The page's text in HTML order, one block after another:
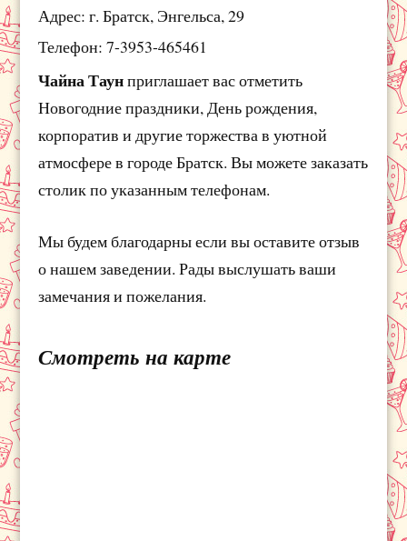
Адрес: г. Братск, Энгельса, 29
Телефон: 7-3953-465461
Чайна Таунприглашает вас отметить
Новогодние праздники, День рождения,
корпоратив и другие торжества в уютной
атмосфере в городе Братск. Вы можете заказать
столик по указанным телефонам.
Мы будем благодарны если вы оставите отзыв
о нашем заведении. Рады выслушать ваши
замечания и пожелания.
Смотреть на карте